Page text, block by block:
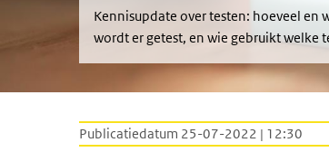
Kennisupdate over testen: hoeveel en
wordt er getest, en wie gebruikt welke
Publicatiedatum 25-07-2022 | 12:30